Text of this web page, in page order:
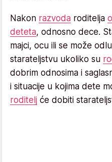
Nakon razvoda roditelja
deteta, odnosno dece.
majci, ocu ili se može
starateljstvu ukoliko su
dobrim odnosima i
i situacije u kojima dete
roditelj će dobiti